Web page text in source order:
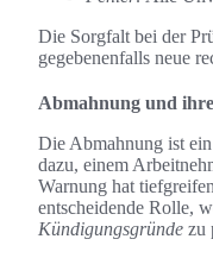
Die Sorgfalt bei der
gegebenenfalls neue
Abmahnung und
Die Abmahnung ist
dazu, einem
Warnung hat
entscheidende Rolle,
Kündigungsgründe zu